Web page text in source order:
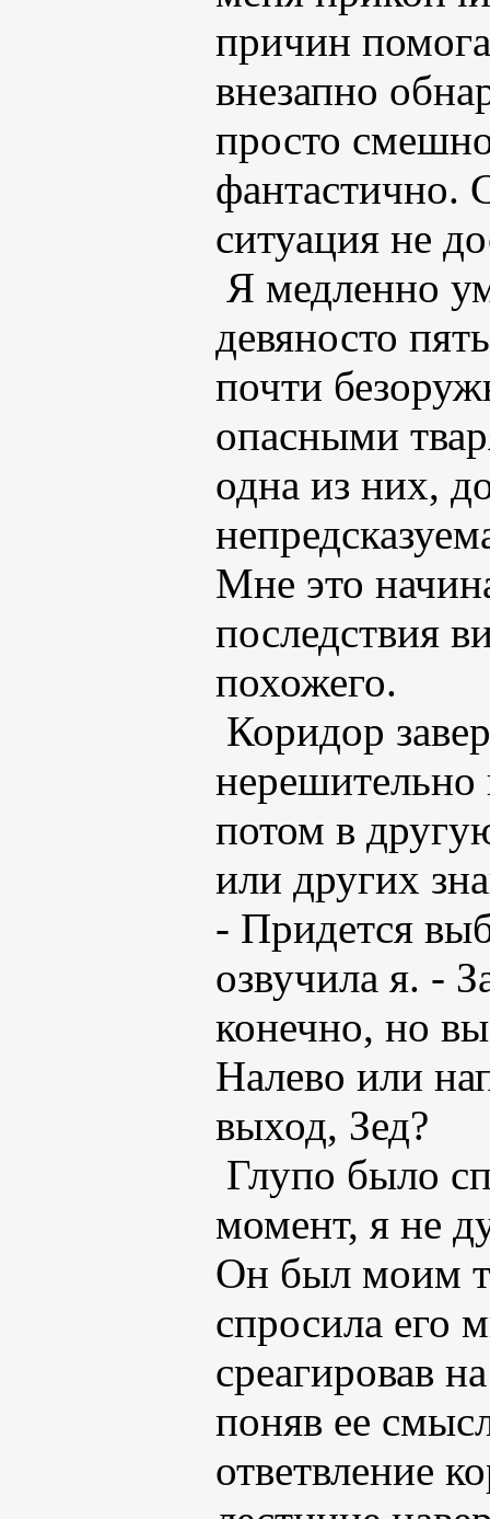
причин
внезапно
просто
фантастично.
ситуация не
Я медленно
девяносто
почти
опасными
одна из них,
Мне это
последствия
похожего.
Коридор
нерешительно
потом в
или других
- Придется
озвучила я. -
конечно, но
Налево или
выход, Зед?
Глупо было
момент, я не
Он был моим
спросила его
среагировав
поняв ее
ответвление